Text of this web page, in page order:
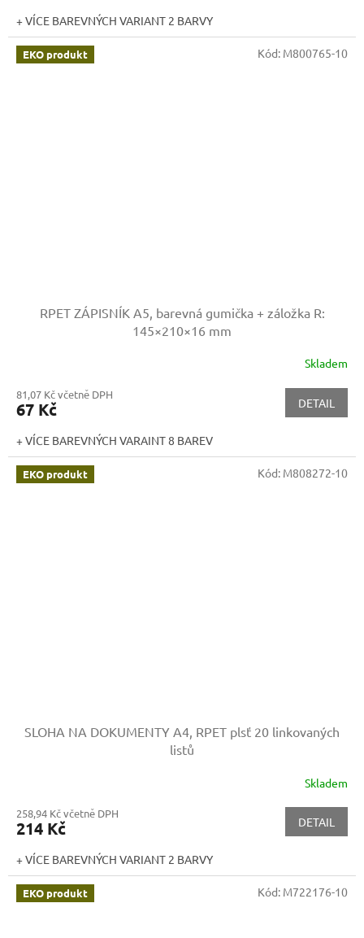
+ VÍCE BAREVNÝCH VARIANT 2 BARVY
EKO produkt
RPET ZÁPISNÍK A5, barevná gumička + záložka R:
145×210×16 mm
Skladem
81,07 Kč včetně DPH
67 Kč DETAIL
+ VÍCE BAREVNÝCH VARAINT 8 BAREV
Kód: M800765-10
EKO produkt
SLOHA NA DOKUMENTY A4, RPET plsť 20 linkovaných
listů
Skladem
258,94 Kč včetně DPH
214 Kč DETAIL
+ VÍCE BAREVNÝCH VARIANT 2 BARVY
Kód: M808272-10
EKO produkt Kód: M722176-10